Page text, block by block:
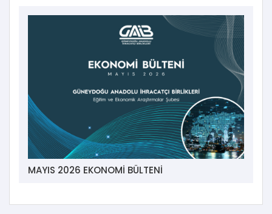
MAYIS 2026 EKONOMİ BÜLTENİ